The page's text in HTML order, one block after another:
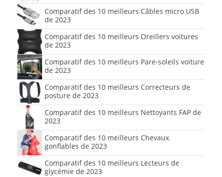
Comparatif des 10 meilleurs Câbles micro USB
de 2023
Comparatif des 10 meilleurs Oreillers voitures
de 2023
Comparatif des 10 meilleurs Pare-soleils voiture
de 2023
Comparatif des 10 meilleurs Correcteurs de
posture de 2023
Comparatif des 10 meilleurs Nettoyants FAP de
2023
Comparatif des 10 meilleurs Chevaux
gonflables de 2023
Comparatif des 10 meilleurs Lecteurs de
glycémie de 2023